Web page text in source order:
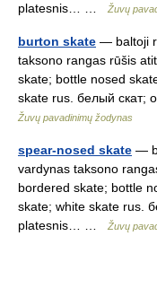
platesnis… …
Žuvų
burton skate — baltoji
taksono rangas rūšis
skate; bottle nosed
skate rus. белый скат;
Žuvų pavadinimų žodynas
spear-nosed skate —
vardynas taksono
bordered skate; bottle
skate; white skate rus.
platesnis… …
Žuvų